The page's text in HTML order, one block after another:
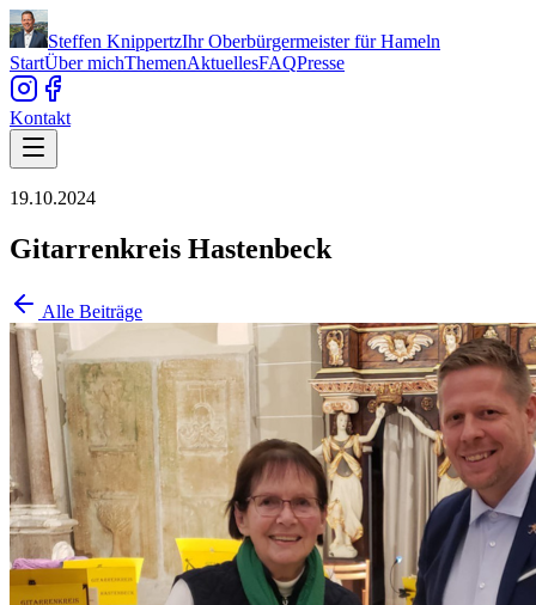
Steffen KnippertzIhr Oberbürgermeister für Hameln
StartÜber michThemenAktuellesFAQPresse
Kontakt
19.10.2024
Gitarrenkreis Hastenbeck
Alle Beiträge